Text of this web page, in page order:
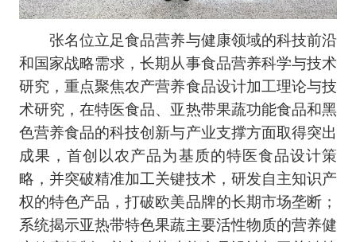
张名位立足食品营养与健康领域的科技前沿
和国家战略需求，长期从事食品营养科学与技术
研究，重点聚焦农产营养食品设计加工理论与技
术研究，在特医食品、亚热带果蔬功能食品和黑
色营养食品的科技创新与产业支撑方面取得突出
成果，首创以农产品为基质的特医食品设计策
略，并突破精准加工关键技术，研发自主知识产
权的特色产品，打破欧美品牌的长期市场垄断；
系统揭示亚热带特色果蔬主要活性物质的营养健